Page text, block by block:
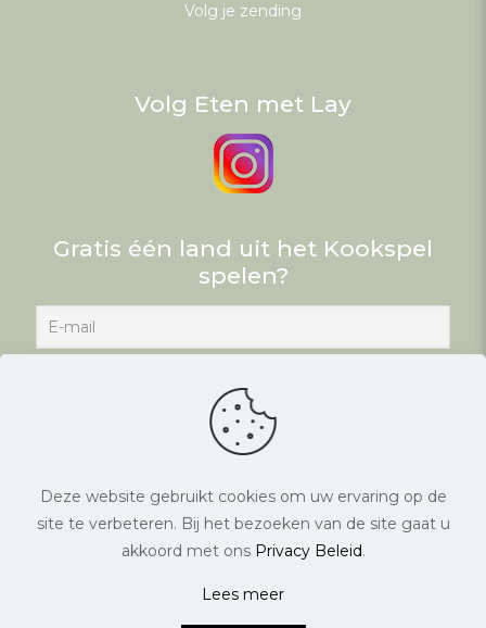
Volg je zending
Volg Eten met Lay
Gratis één land uit het Kookspel
spelen?
© Eten met Lay. Alle rechten voorbehouden. |
Deze website gebruikt cookies om uw ervaring op de
site te verbeteren. Bij het bezoeken van de site gaat u
akkoord met ons Privacy Beleid.
Lees meer